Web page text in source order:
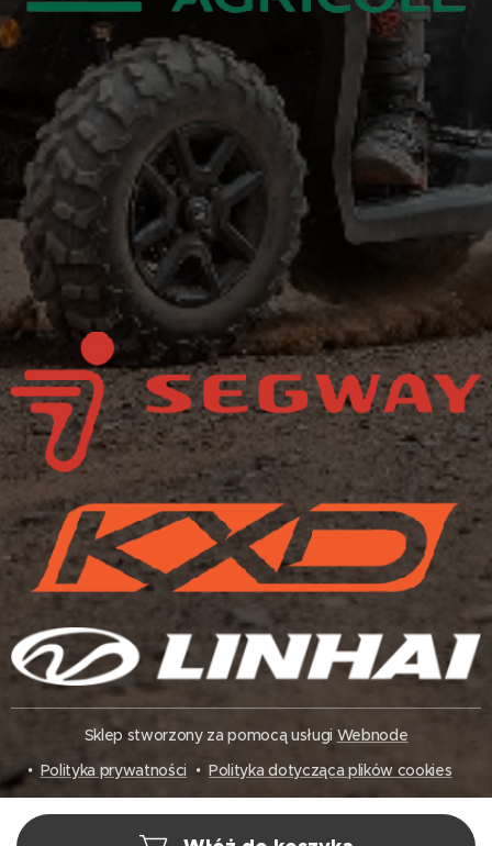
Sklep stworzony za pomocą usługi Webnode
Polityka prywatności
Polityka dotycząca plików cookies